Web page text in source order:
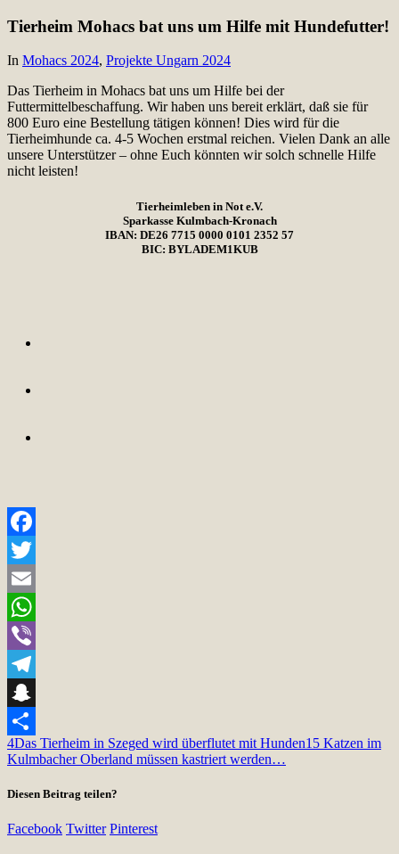
Tierheim Mohacs bat uns um Hilfe mit Hundefutter!
In Mohacs 2024, Projekte Ungarn 2024
Das Tierheim in Mohacs bat uns um Hilfe bei der
Futtermittelbeschaffung. Wir haben uns bereit erklärt, daß sie für
800 Euro eine Bestellung tätigen können! Dies wird für die
Tierheimhunde ca. 4-5 Wochen erstmal reichen. Vielen Dank an alle
unsere Unterstützer – ohne Euch könnten wir solch schnelle Hilfe
nicht leisten!
Tierheimleben in Not e.V.
Sparkasse Kulmbach-Kronach
IBAN: DE26 7715 0000 0101 2352 57
BIC: BYLADEM1KUB
Facebook
Twitter
Email
WhatsApp
Viber
Telegram
Snapchat
Teilen
4Das Tierheim in Szeged wird überflutet mit Hunden15 Katzen im
Kulmbacher Oberland müssen kastriert werden…
Diesen Beitrag teilen?
Facebook Twitter Pinterest